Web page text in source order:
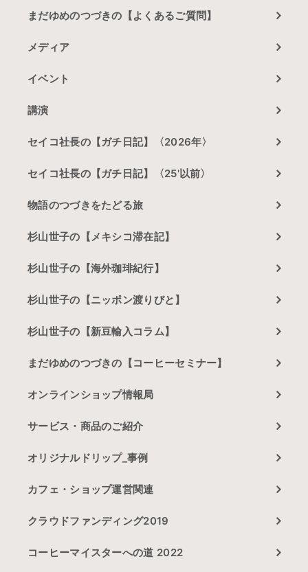
まだゆめのつづきの【よくあるご質問】
メディア
イベント
講演
セイコ社長の【ガチ日記】〈2026年〉
セイコ社長の【ガチ日記】〈25'以前〉
物語のつづきをたどる旅
杉山世子の【メキシコ滞在記】
杉山世子の【海外珈琲紀行】
杉山世子の【ニッポン渡りびと】
杉山世子の【新豆輸入コラム】
まだゆめのつづきの【コーヒーセミナー】
オンラインショップ情報局
サービス・商品のご紹介
オリジナルドリップ_事例
カフェ・ショップ運営関連
クラウドファンディング2019
コーヒーマイスターへの道 2022